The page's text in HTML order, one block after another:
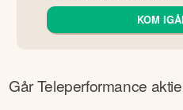
KOM
GårTeleperformance